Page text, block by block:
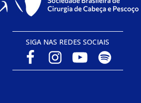
SIGA NAS REDES SOCIAIS